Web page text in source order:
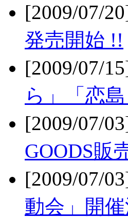
[2009/07/
発売開始 !!
[2009/07/
ら」「恋
[2009/07/
GOODS販
[2009/07/
動会」開